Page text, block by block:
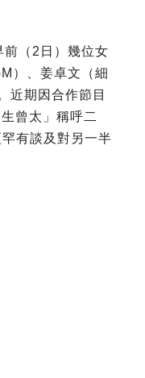
（2日）幾位女
）、姜卓文（細
近期因合作節目
曾太」稱呼二
有談及對另一半